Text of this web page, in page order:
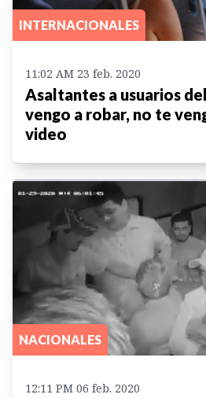
INTERNACIONALES
11:02 AM 23 feb. 2020
Asaltantes a usuarios
vengo a robar, no te
video
NACIONALES
12:11 PM 06 feb. 2020